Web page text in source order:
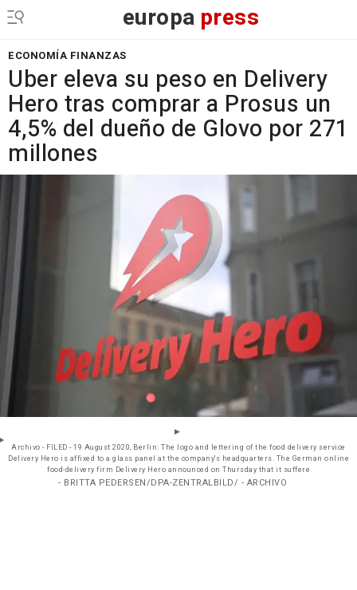
europa press
ECONOMÍA FINANZAS
Uber eleva su peso en Delivery
Hero tras comprar a Prosus un
4,5% del dueño de Glovo por 271
millones
Archivo - FILED - 19 August 2020, Berlin: The logo and lettering of the food delivery service
Delivery Hero is affixed to a glass panel at the company's headquarters. The German online
food-delivery firm Delivery Hero announced on Thursday that it suffere
- BRITTA PEDERSEN/DPA-ZENTRALBILD/ - ARCHIVO